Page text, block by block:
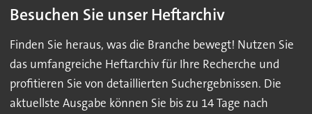
Besuchen Sie unser Heftarchiv
Finden Sie heraus, was die Branche bewegt! Nutzen Sie
das umfangreiche Heftarchiv für Ihre Recherche und
profitieren Sie von detaillierten Suchergebnissen. Die
aktuellste Ausgabe können Sie bis zu 14 Tage nach